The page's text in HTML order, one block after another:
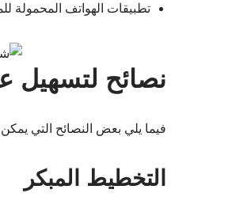
تطبيقات الهواتف المحمولة
نصائح لتسهيل
فيما يلي بعض النصائح التي
التخطيط المبكر